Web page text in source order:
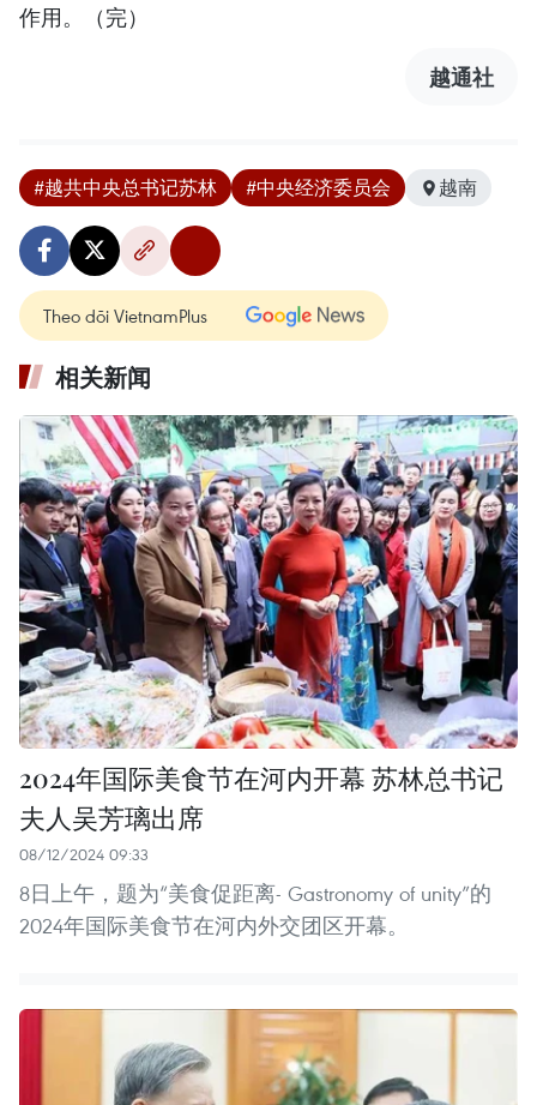
作用。（完）
越通社
#越共中央总书记苏林 #中央经济委员会 越南
Theo dõi VietnamPlus
相关新闻
2024年国际美食节在河内开幕 苏林总书记
夫人吴芳璃出席
08/12/2024 09:33
8日上午，题为“美食促距离- Gastronomy of unity”的
2024年国际美食节在河内外交团区开幕。